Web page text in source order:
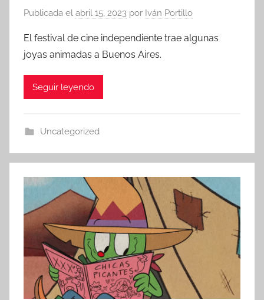
Publicada el abril 15, 2023 por Iván Portillo
El festival de cine independiente trae algunas
joyas animadas a Buenos Aires.
Seguir leyendo
Uncategorized